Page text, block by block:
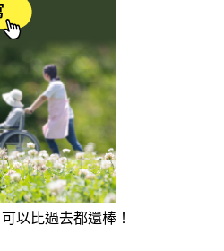
以比過去都還棒！